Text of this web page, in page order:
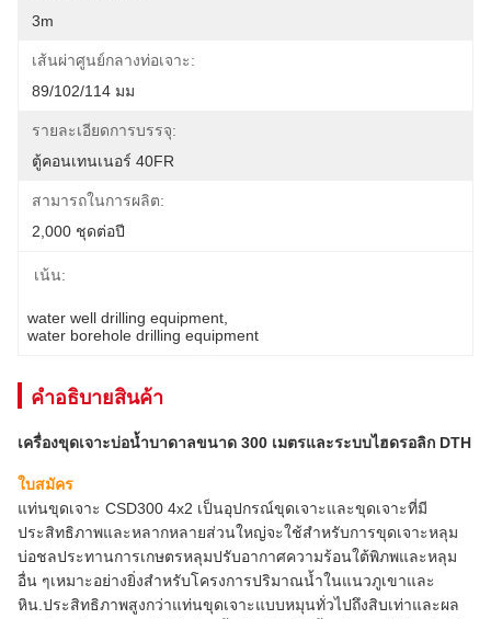
3m
เส้นผ่าศูนย์กลางท่อเจาะ:
89/102/114 มม
รายละเอียดการบรรจุ:
ตู้คอนเทนเนอร์ 40FR
สามารถในการผลิต:
2,000 ชุดต่อปี
เน้น:
water well drilling equipment
water borehole drilling equipment
คําอธิบายสินค้า
เครื่องขุดเจาะบ่อน้ำบาดาลขนาด 300 เมตรและระบบไฮดรอลิก DTH
ใบสมัคร
แท่นขุดเจาะ CSD300 4x2 เป็นอุปกรณ์ขุดเจาะและขุดเจาะที่มี
ประสิทธิภาพและหลากหลายส่วนใหญ่จะใช้สำหรับการขุดเจาะหลุม
บ่อชลประทานการเกษตรหลุมปรับอากาศความร้อนใต้พิภพและหลุม
อื่น ๆเหมาะอย่างยิ่งสำหรับโครงการปริมาณน้ำในแนวภูเขาและ
หิน.ประสิทธิภาพสูงกว่าแท่นขุดเจาะแบบหมุนทั่วไปถึงสิบเท่าและผล